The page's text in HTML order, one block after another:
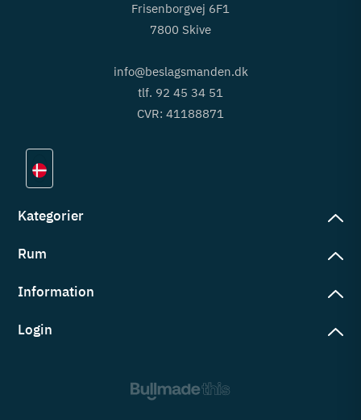
Frisenborgvej 6F1
7800 Skive
info@beslagsmanden.dk
tlf. 92 45 34 51
CVR: 41188871
Kategorier
Rum
Information
Login